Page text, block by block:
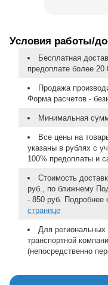
Условия работы/
Бесплатная
предоплате более 20
Продажа
Форма расчетов -
Минимальная
Все цены на
указаны в рублях с
100% предоплаты и
Стоимость
руб., по ближнему
- 850 руб. Подробнее
странице
Для региональных
транспортной
(непосредственно